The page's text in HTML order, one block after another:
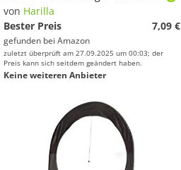
von Harilla
Bester Preis
7,09 €
gefunden bei Amazon
zuletzt überprüft am 27.09.2025 um 00:03; der
Preis kann sich seitdem geändert haben.
Keine weiteren Anbieter